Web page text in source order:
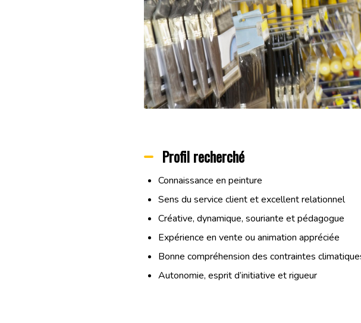
Profil recherché
Connaissance en peinture
Sens du service client et excellent relationnel
Créative, dynamique, souriante et pédagogue
Expérience en vente ou animation appréciée
Bonne compréhension des contraintes
Autonomie, esprit d’initiative et rigueur